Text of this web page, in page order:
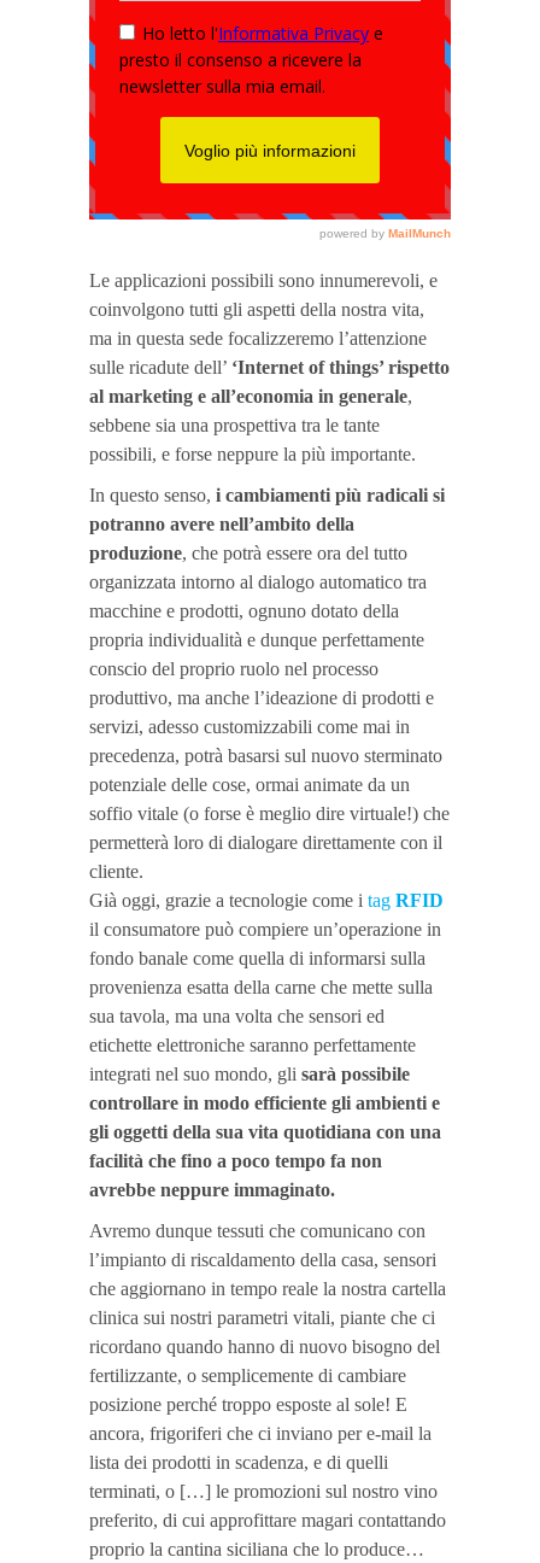
Le applicazioni possibili sono innumerevoli, e
coinvolgono tutti gli aspetti della nostra vita,
ma in questa sede focalizzeremo l’attenzione
sulle ricadute dell’ ‘Internet of things’ rispetto
al marketing e all’economia in generale,
sebbene sia una prospettiva tra le tante
possibili, e forse neppure la più importante.
In questo senso, i cambiamenti più radicali si
potranno avere nell’ambito della
produzione, che potrà essere ora del tutto
organizzata intorno al dialogo automatico tra
macchine e prodotti, ognuno dotato della
propria individualità e dunque perfettamente
conscio del proprio ruolo nel processo
produttivo, ma anche l’ideazione di prodotti e
servizi, adesso customizzabili come mai in
precedenza, potrà basarsi sul nuovo sterminato
potenziale delle cose, ormai animate da un
soffio vitale (o forse è meglio dire virtuale!) che
permetterà loro di dialogare direttamente con il
cliente.
Già oggi, grazie a tecnologie come i tag RFID
il consumatore può compiere un’operazione in
fondo banale come quella di informarsi sulla
provenienza esatta della carne che mette sulla
sua tavola, ma una volta che sensori ed
etichette elettroniche saranno perfettamente
integrati nel suo mondo, gli sarà possibile
controllare in modo efficiente gli ambienti e
gli oggetti della sua vita quotidiana con una
facilità che fino a poco tempo fa non
avrebbe neppure immaginato.
Avremo dunque tessuti che comunicano con
l’impianto di riscaldamento della casa, sensori
che aggiornano in tempo reale la nostra cartella
clinica sui nostri parametri vitali, piante che ci
ricordano quando hanno di nuovo bisogno del
fertilizzante, o semplicemente di cambiare
posizione perché troppo esposte al sole! E
ancora, frigoriferi che ci inviano per e-mail la
lista dei prodotti in scadenza, e di quelli
terminati, o […] le promozioni sul nostro vino
preferito, di cui approfittare magari contattando
proprio la cantina siciliana che lo produce…